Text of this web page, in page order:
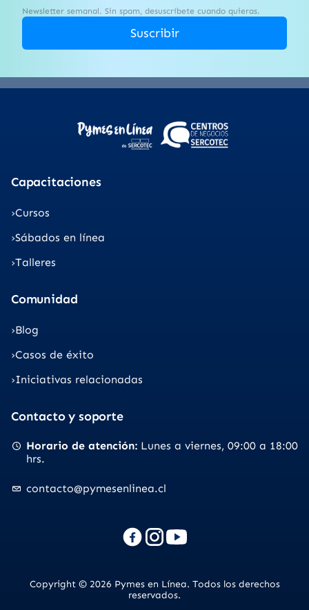
Newsletter semanal. Sin spam, desuscríbete cuando quieras.
Suscribir
Capacitaciones
Cursos
Sábados en línea
Talleres
Comunidad
Blog
Casos de éxito
Iniciativas relacionadas
Contacto y soporte
Horario de atención Lunes a viernes 09:00 a 18:00
hrs.
contacto@pymesenlinea.cl
Copyright © 2026 Pymes en Línea. Todos los derechos
reservados.